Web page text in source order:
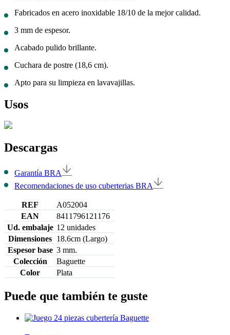
Fabricados en acero inoxidable 18/10 de la mejor calidad.
3 mm de espesor.
Acabado pulido brillante.
Cuchara de postre (18,6 cm).
Apto para su limpieza en lavavajillas.
Usos
Descargas
Garantía BRA
Recomendaciones de uso cuberterias BRA
REF
A052004
EAN
8411796121176
Ud. embalaje 12 unidades
Dimensiones 18.6cm (Largo)
Espesor base 3 mm.
Colección
Baguette
Color
Plata
Puede que también te guste